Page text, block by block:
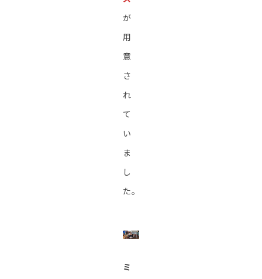
が
用
意
さ
れ
て
い
ま
し
た。
ミ